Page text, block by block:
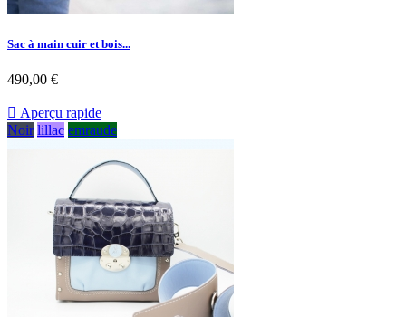
Sac à main cuir et bois...
490,00 €
 Aperçu rapide
Noir lillac emraude